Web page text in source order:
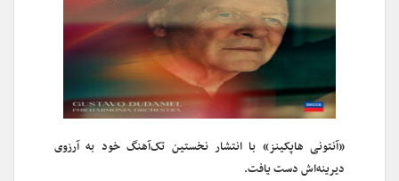
«آنتونی هاپکینز» با انتشار نخستین‌ تک‌آهنگ خود به آرزوی
دیرینه‌اش دست یافت.